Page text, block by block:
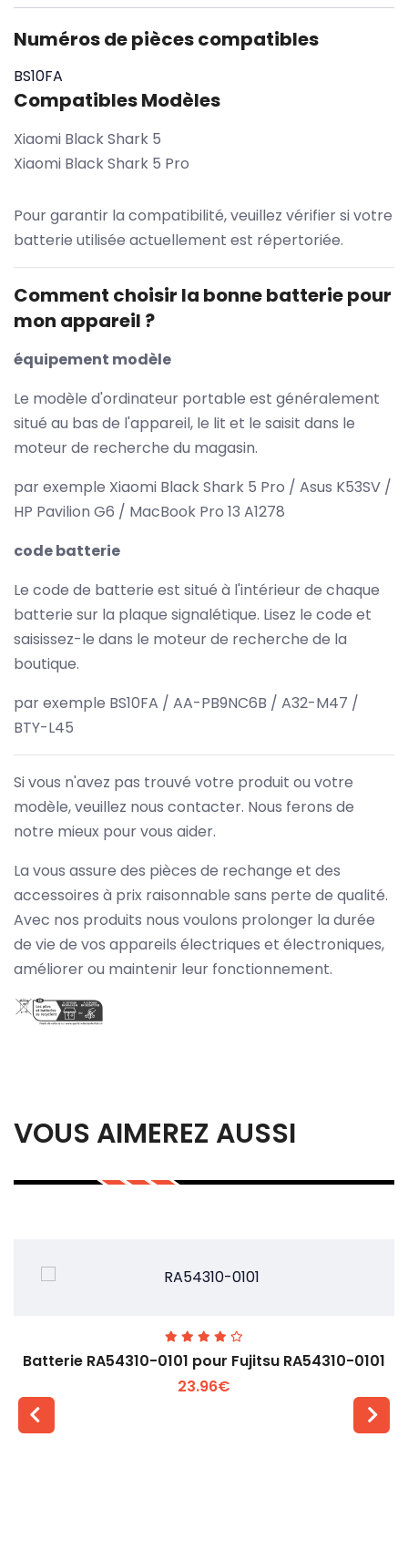
Numéros de pièces compatibles
BS10FA
Compatibles Modèles
Xiaomi Black Shark 5
Xiaomi Black Shark 5 Pro
Pour garantir la compatibilité, veuillez vérifier si votre
batterie utilisée actuellement est répertoriée.
Comment choisir la bonne batterie pour
mon appareil ?
équipement modèle
Le modèle d'ordinateur portable est généralement
situé au bas de l'appareil, le lit et le saisit dans le
moteur de recherche du magasin.
par exemple Xiaomi Black Shark 5 Pro / Asus K53SV /
HP Pavilion G6 / MacBook Pro 13 A1278
code batterie
Le code de batterie est situé à l'intérieur de chaque
batterie sur la plaque signalétique. Lisez le code et
saisissez-le dans le moteur de recherche de la
boutique.
par exemple BS10FA / AA-PB9NC6B / A32-M47 /
BTY-L45
Si vous n'avez pas trouvé votre produit ou votre
modèle, veuillez nous contacter. Nous ferons de
notre mieux pour vous aider.
La vous assure des pièces de rechange et des
accessoires à prix raisonnable sans perte de qualité.
Avec nos produits nous voulons prolonger la durée
de vie de vos appareils électriques et électroniques,
améliorer ou maintenir leur fonctionnement.
VOUS AIMEREZ AUSSI
Batterie RA54310-0101 pour Fujitsu RA54310-0101
23.96€